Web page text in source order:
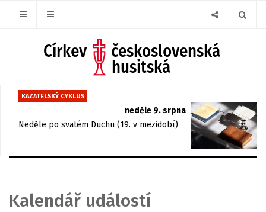
KAZATELSKÝ CYKLUS
neděle 9. srpna
Neděle po svatém Duchu (19. v mezidobí)
Kalendář událostí